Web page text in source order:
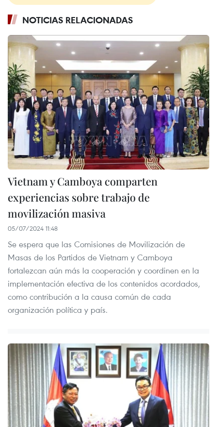
NOTICIAS RELACIONADAS
Vietnam y Camboya comparten
experiencias sobre trabajo de
movilización masiva
05/07/2024 11:48
Se espera que las Comisiones de Movilización de
Masas de los Partidos de Vietnam y Camboya
fortalezcan aún más la cooperación y coordinen en la
implementación efectiva de los contenidos acordados,
como contribución a la causa común de cada
organización política y país.